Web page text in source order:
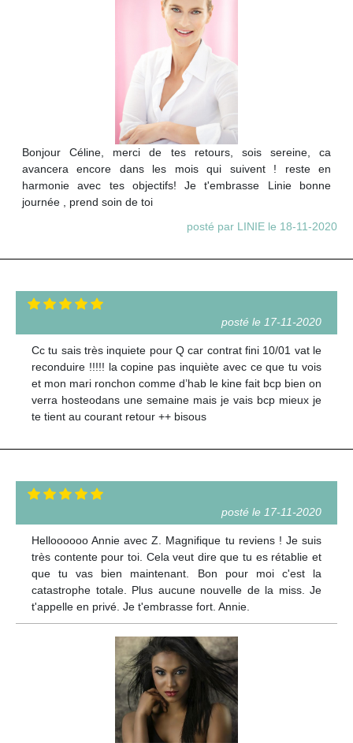
Bonjour Céline, merci de tes retours, sois sereine, ca
avancera encore dans les mois qui suivent ! reste en
harmonie avec tes objectifs! Je t'embrasse Linie bonne
journée , prend soin de toi
posté par LINIE le 18-11-2020
posté le 17-11-2020
Cc tu sais très inquiete pour Q car contrat fini 10/01 vat le
reconduire !!!!! la copine pas inquiète avec ce que tu vois
et mon mari ronchon comme d’hab le kine fait bcp bien on
verra hosteodans une semaine mais je vais bcp mieux je
te tient au courant retour ++ bisous
posté le 17-11-2020
Helloooooo Annie avec Z. Magnifique tu reviens ! Je suis
très contente pour toi. Cela veut dire que tu es rétablie et
que tu vas bien maintenant. Bon pour moi c'est la
catastrophe totale. Plus aucune nouvelle de la miss. Je
t'appelle en privé. Je t'embrasse fort. Annie.